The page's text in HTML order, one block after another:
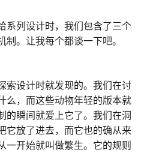
系列设计时，我们包含了三个
。让我每个都谈一下吧。
索设计时就发现的。我们在讨
么，而这些动物年轻的版本就
的瞬间就爱上它了。我们在洞
它放了进去，而它也的确从来
一开始就叫做繁生。它的规则